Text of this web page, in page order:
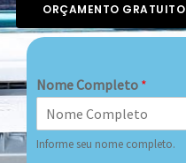
ORÇAMENTO GRATUITO
Nome Completo *
Informe seu nome completo.